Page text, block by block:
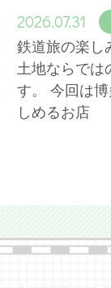
2026.07.31
鉄道旅の楽し
土地ならでは
す。 今回は
しめるお店